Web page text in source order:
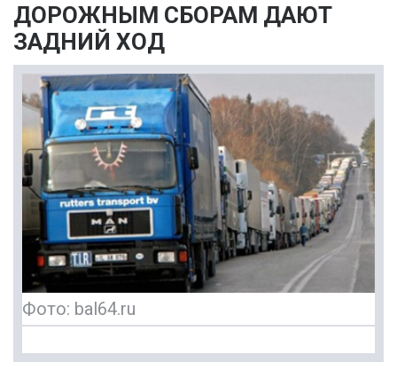
ДОРОЖНЫМ СБОРАМ ДАЮТ
ЗАДНИЙ ХОД
Фото: bal64.ru